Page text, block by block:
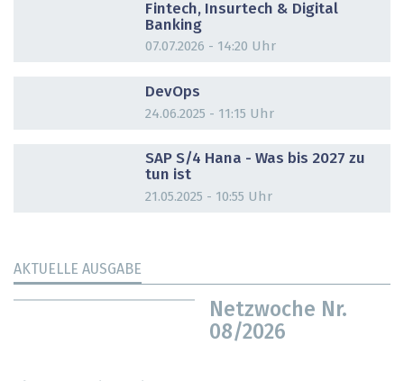
Fintech, Insurtech & Digital
Banking
07.07.2026 - 14:20 Uhr
DevOps
24.06.2025 - 11:15 Uhr
SAP S/4 Hana - Was bis 2027 zu
tun ist
21.05.2025 - 10:55 Uhr
AKTUELLE AUSGABE
Netzwoche Nr.
08/2026